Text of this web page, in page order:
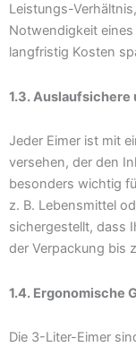
Leistungs-
Notwendigkeit
langfristig Kosten
1.3.
Jeder Eimer ist mit
versehen, der den
besonders wichtig
z. B. Lebensmittel
sichergestellt, dass
der Verpackung bis
1.4. Ergonomische
Die 3-Liter-Eimer